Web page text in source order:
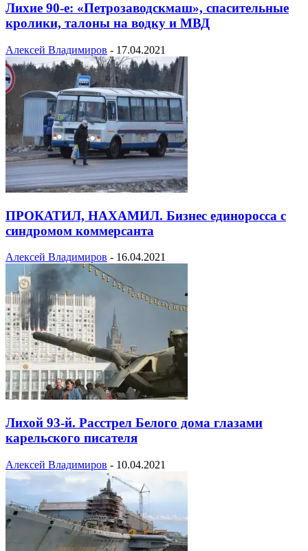
Лихие 90-е: «Петрозаводскмаш», спасительные
кролики, талоны на водку и МВД
Алексей Владимиров - 17.04.2021
ПРОКАТИЛ, НАХАМИЛ. Бизнес единоросса c
синдромом коммерсанта
Алексей Владимиров - 16.04.2021
Лихой 93-й. Расстрел Белого дома глазами
карельского писателя
Алексей Владимиров - 10.04.2021